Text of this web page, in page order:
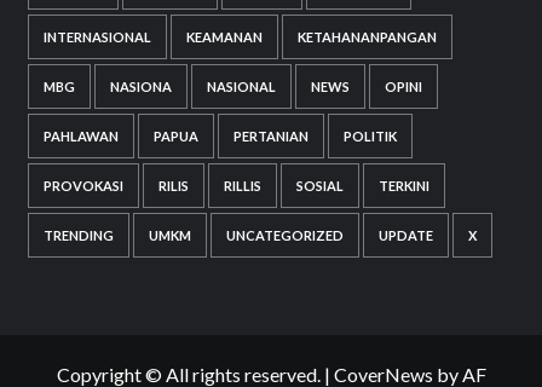
INTERNASIONAL KEAMANAN KETAHANANPANGAN
MBG NASIONA NASIONAL NEWS OPINI
PAHLAWAN PAPUA PERTANIAN POLITIK
PROVOKASI RILIS RILLIS SOSIAL TERKINI
TRENDING UMKM UNCATEGORIZED UPDATE X
Copyright © All rights reserved. | CoverNews by AF